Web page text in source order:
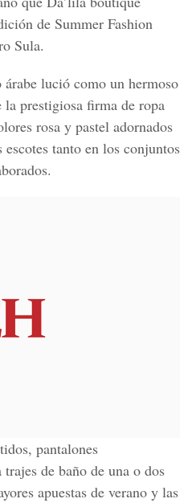
de Summer Fashion
Sula.
lució como un hermoso
prestigiosa firma de ropa
rosa y pastel adornados
tanto en los conjuntos
pantalones
de baño de una o dos
apuestas de verano y las